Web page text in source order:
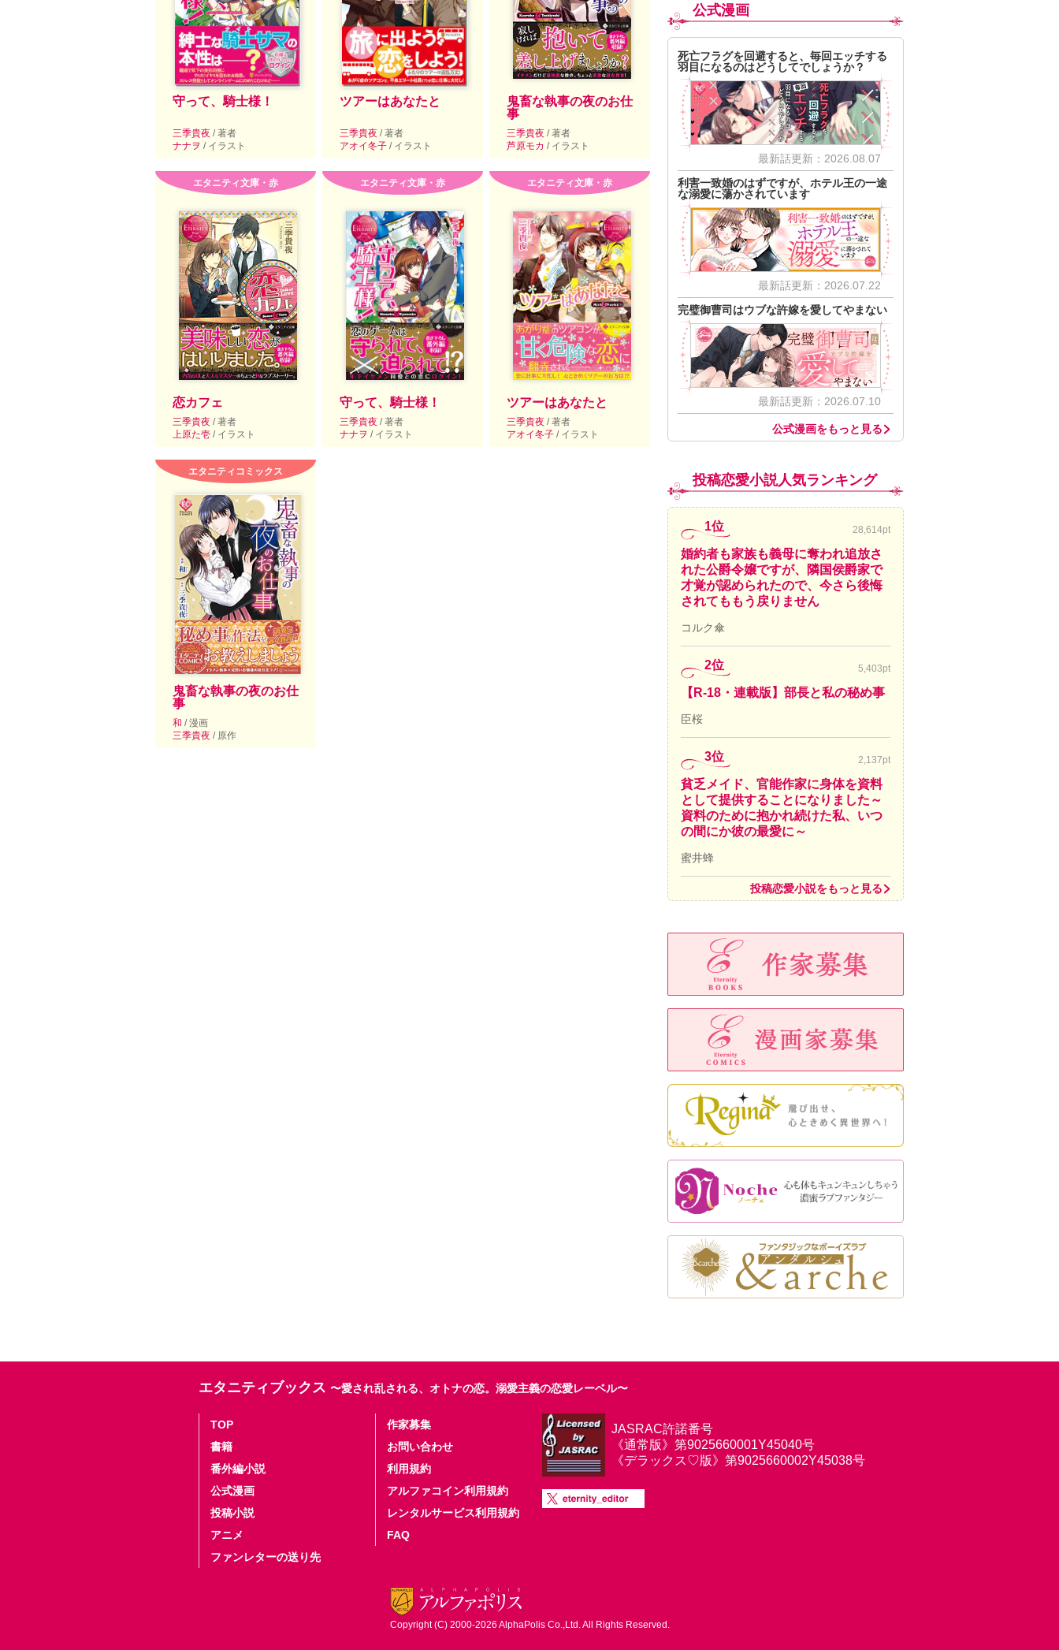
守って、騎士様！
三季貴夜 / 著者
ナナヲ / イラスト
ツアーはあなたと
三季貴夜 / 著者
アオイ冬子 / イラスト
鬼畜な執事の夜のお仕
事
三季貴夜 / 著者
芦原モカ / イラスト
エタニティ文庫・赤
恋カフェ
三季貴夜 / 著者
上原た壱 / イラスト
エタニティ文庫・赤
守って、騎士様！
三季貴夜 / 著者
ナナヲ / イラスト
エタニティ文庫・赤
ツアーはあなたと
三季貴夜 / 著者
アオイ冬子 / イラスト
エタニティコミックス
鬼畜な執事の夜のお仕
事
和 / 漫画
三季貴夜 / 原作
公式漫画
死亡フラグを回避すると、毎回エッチする
羽目になるのはどうしてでしょうか？
最新話更新：2026.08.07
利害一致婚のはずですが、ホテル王の一途
な溺愛に蕩かされています
最新話更新：2026.07.22
完璧御曹司はウブな許嫁を愛してやまない
最新話更新：2026.07.10
公式漫画をもっと見る
投稿恋愛小説人気ランキング
1位 28,614pt
婚約者も家族も義母に奪われ追放さ
れた公爵令嬢ですが、隣国侯爵家で
才覚が認められたので、今さら後悔
されてももう戻りません
コルク傘
2位 5,403pt
【R-18・連載版】部長と私の秘め事
臣桜
3位 2,137pt
貧乏メイド、官能作家に身体を資料
として提供することになりました～
資料のために抱かれ続けた私、いつ
の間にか彼の最愛に～
蜜井蜂
投稿恋愛小説をもっと見る
エタニティブックス 〜愛され乱される、オトナの恋。溺愛主義の恋愛レーベル〜
TOP
書籍
番外編小説
公式漫画
投稿小説
アニメ
ファンレターの送り先
作家募集
お問い合わせ
利用規約
アルファコイン利用規約
レンタルサービス利用規約
FAQ
JASRAC許諾番号
《通常版》第9025660001Y45040号
《デラックス♡版》第9025660002Y45038号
Copyright (C) 2000-2026 AlphaPolis Co.,Ltd. All Rights Reserved.